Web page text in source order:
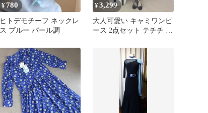
¥780
ヒトデモチーフ ネックレ
ス ブルー パール調
¥3,299
大人可愛い キャミワンピ
ース 2点セット テチチ ブ